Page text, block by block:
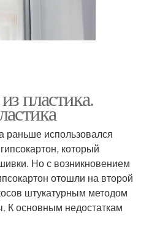
пластика.
раньше использовался
который
Но с возникновением
отошли на второй
штукатурным методом
К основным недостаткам